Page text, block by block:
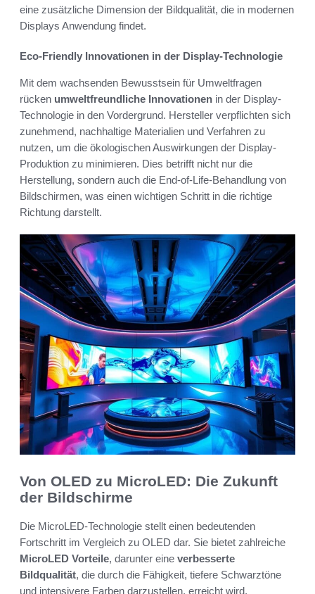
eine zusätzliche Dimension der Bildqualität, die in modernen
Displays Anwendung findet.
Eco-Friendly Innovationen in der Display-Technologie
Mit dem wachsenden Bewusstsein für Umweltfragen
rücken umweltfreundliche Innovationen in der Display-
Technologie in den Vordergrund. Hersteller verpflichten sich
zunehmend, nachhaltige Materialien und Verfahren zu
nutzen, um die ökologischen Auswirkungen der Display-
Produktion zu minimieren. Dies betrifft nicht nur die
Herstellung, sondern auch die End-of-Life-Behandlung von
Bildschirmen, was einen wichtigen Schritt in die richtige
Richtung darstellt.
Von OLED zu MicroLED: Die Zukunft
der Bildschirme
Die MicroLED-Technologie stellt einen bedeutenden
Fortschritt im Vergleich zu OLED dar. Sie bietet zahlreiche
MicroLED Vorteile, darunter eine verbesserte
Bildqualität, die durch die Fähigkeit, tiefere Schwarztöne
und intensivere Farben darzustellen, erreicht wird.